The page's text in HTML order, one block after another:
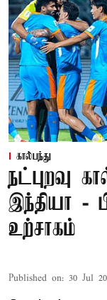
கால்பந்து
நட்புறவு
இந்தியா -
உற்சாகம்
Published on: 30 Jul